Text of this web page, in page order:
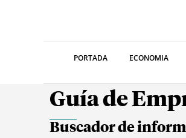
PORTADA ECONOMIA
Guía de
Buscador de